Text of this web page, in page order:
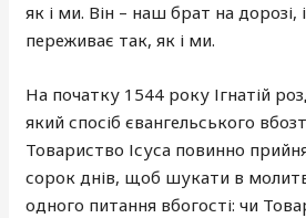
як і ми. Він – наш брат на
переживає так, як і ми.
На початку 1544 року Ігнатій
який спосіб євангельського
Товариство Ісуса повинно
сорок днів, щоб шукати в
одного питання вбогості: чи